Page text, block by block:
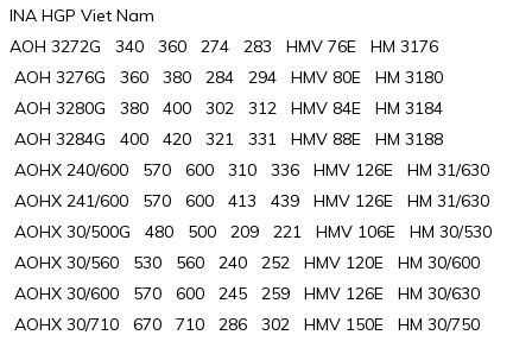
INA HGP Viet Nam
AOH 3272G 340 360 274 283 HMV 76E HM 3176
AOH 3276G 360 380 284 294 HMV 80E HM 3180
AOH 3280G 380 400 302 312 HMV 84E HM 3184
AOH 3284G 400 420 321 331 HMV 88E HM 3188
AOHX 240/600 570 600 310 336 HMV 126E HM 31/630
AOHX 241/600 570 600 413 439 HMV 126E HM 31/630
AOHX 30/500G 480 500 209 221 HMV 106E HM 30/530
AOHX 30/560 530 560 240 252 HMV 120E HM 30/600
AOHX 30/600 570 600 245 259 HMV 126E HM 30/630
AOHX 30/710 670 710 286 302 HMV 150E HM 30/750